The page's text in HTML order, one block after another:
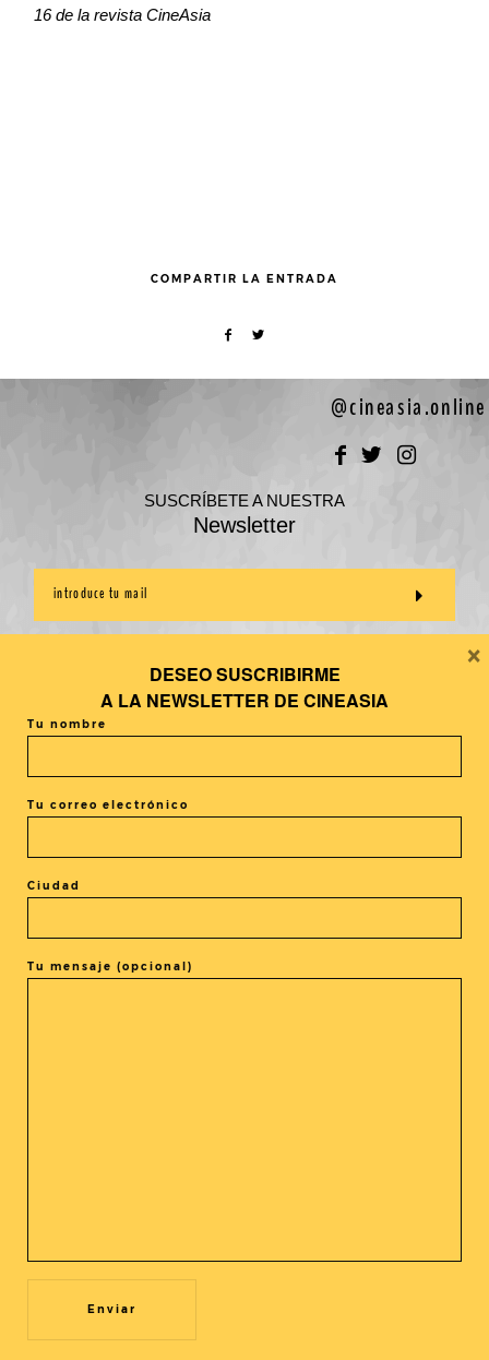
16 de la revista CineAsia
COMPARTIR LA ENTRADA
@cineasia.online
SUSCRÍBETE A NUESTRA
Newsletter
DESEO SUSCRIBIRME
A LA NEWSLETTER DE CINEASIA
Tu nombre
Tu correo electrónico
Ciudad
Tu mensaje (opcional)
×